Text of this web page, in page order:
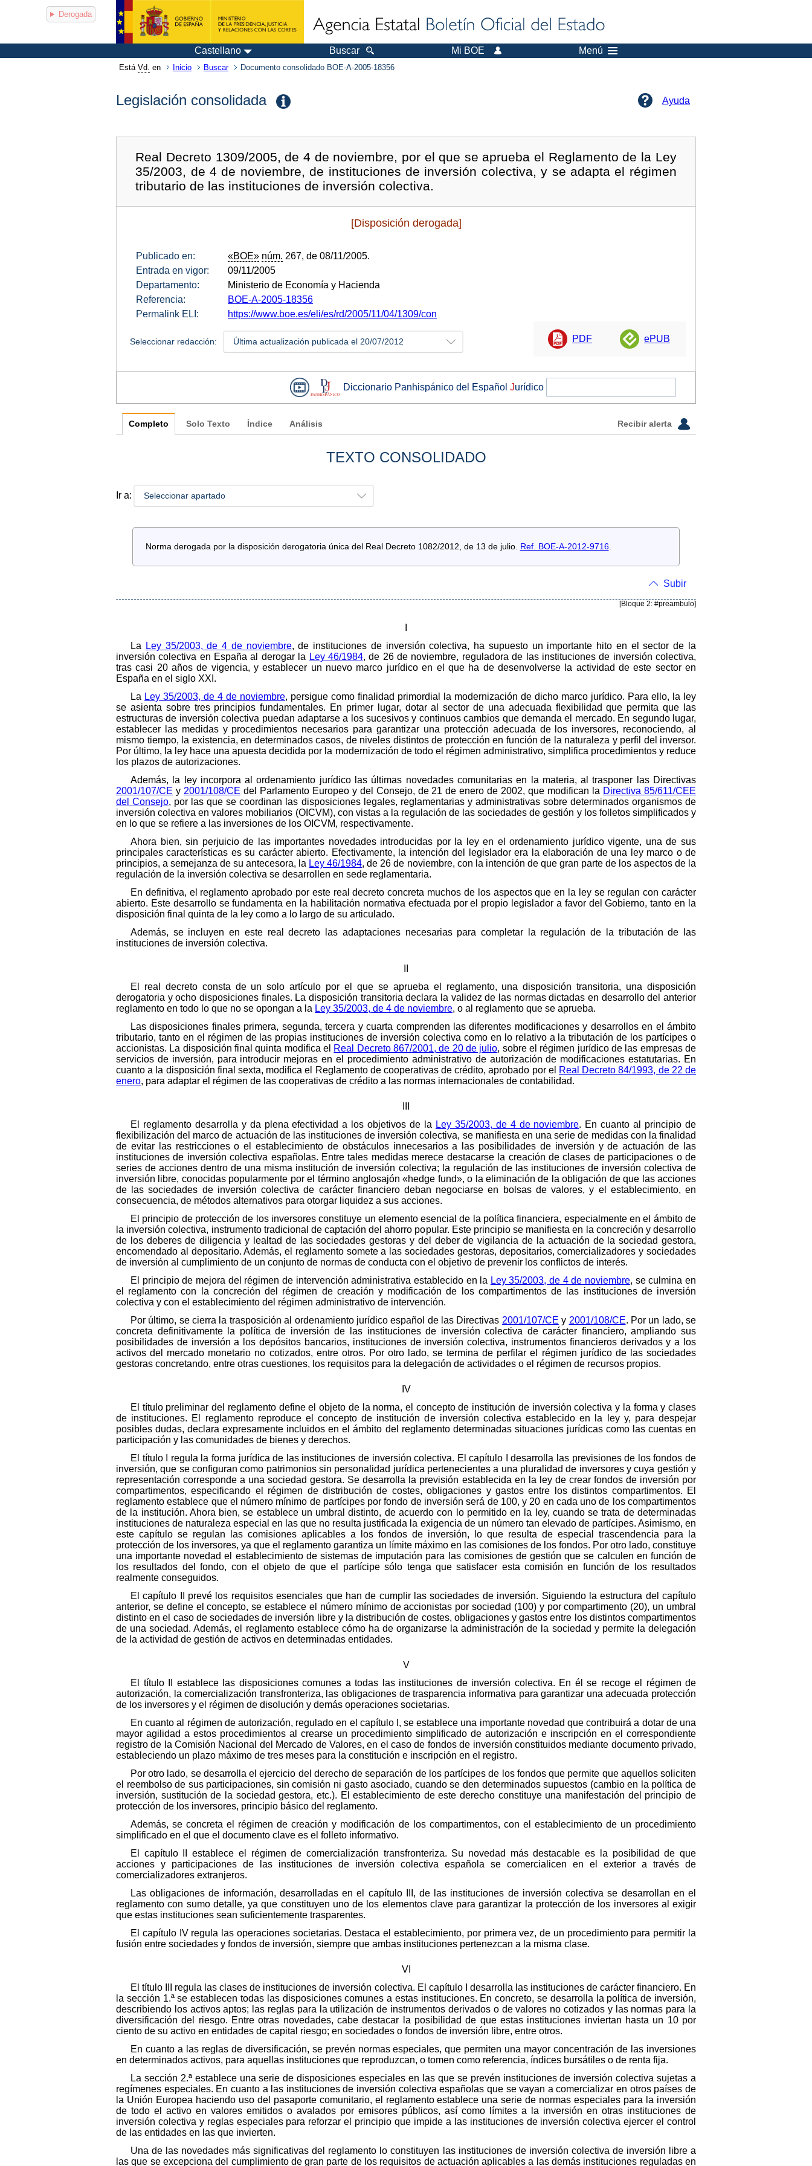
Castellano Buscar Mi BOE Menú
Está Vd. en Inicio Buscar Documento consolidado BOE-A-2005-18356
Legislación consolidada Ayuda
Real Decreto 1309/2005, de 4 de noviembre, por el que se aprueba el Reglamento de la Ley
35/2003, de 4 de noviembre, de instituciones de inversión colectiva, y se adapta el régimen
tributario de las instituciones de inversión colectiva.
[Disposición derogada]
Publicado en: «BOE» núm. 267, de 08/11/2005.
Entrada en vigor:
09/11/2005
Departamento:
Ministerio de Economía y Hacienda
Referencia:
BOE-A-2005-18356
Permalink ELI:
https://www.boe.es/eli/es/rd/2005/11/04/1309/con
Seleccionar redacción: Última actualización publicada el 20/07/2012 PDF ePUB
Diccionario Panhispánico del Español Jurídico
Completo Solo Texto Índice Análisis Recibir alerta
Derogada
TEXTO CONSOLIDADO
Ir a: Seleccionar apartado
Norma derogada por la disposición derogatoria única del Real Decreto 1082/2012, de 13 de julio. Ref. BOE-A-2012-9716.
Subir
[Bloque 2: #preambulo]
La
Ley 35/2003, de 4 de noviembre, de instituciones de inversión colectiva, ha supuesto un importante hito en el sector de la
inversión colectiva en España al derogar la Ley 46/1984, de 26 de noviembre, reguladora de las instituciones de inversión colectiva,
tras casi 20 años de vigencia, y establecer un nuevo marco jurídico en el que ha de desenvolverse la actividad de este sector en
España en el siglo XXI.
La Ley 35/2003, de 4 de noviembre, persigue como finalidad primordial la modernización de dicho marco jurídico. Para ello, la ley
se asienta sobre tres principios fundamentales. En primer lugar, dotar al sector de una adecuada flexibilidad que permita que las
estructuras de inversión colectiva puedan adaptarse a los sucesivos y continuos cambios que demanda el mercado. En segundo lugar,
establecer las medidas y procedimientos necesarios para garantizar una protección adecuada de los inversores, reconociendo, al
mismo tiempo, la existencia, en determinados casos, de niveles distintos de protección en función de la naturaleza y perfil del inversor.
Por último, la ley hace una apuesta decidida por la modernización de todo el régimen administrativo, simplifica procedimientos y reduce
los plazos de autorizaciones.
Además, la ley incorpora al ordenamiento jurídico las últimas novedades comunitarias en la materia, al trasponer las Directivas
2001/107/CE y 2001/108/CE del Parlamento Europeo y del Consejo, de 21 de enero de 2002, que modifican la Directiva 85/611/CEE
del Consejo, por las que se coordinan las disposiciones legales, reglamentarias y administrativas sobre determinados organismos de
inversión colectiva en valores mobiliarios (OICVM), con vistas a la regulación de las sociedades de gestión y los folletos simplificados y
en lo que se refiere a las inversiones de los OICVM, respectivamente.
Ahora bien, sin perjuicio de las importantes novedades introducidas por la ley en el ordenamiento jurídico vigente, una de sus
principales características es su carácter abierto. Efectivamente, la intención del legislador era la elaboración de una ley marco o de
principios, a semejanza de su antecesora, la Ley 46/1984, de 26 de noviembre, con la intención de que gran parte de los aspectos de la
regulación de la inversión colectiva se desarrollen en sede reglamentaria.
En definitiva, el reglamento aprobado por este real decreto concreta muchos de los aspectos que en la ley se regulan con carácter
abierto. Este desarrollo se fundamenta en la habilitación normativa efectuada por el propio legislador a favor del Gobierno, tanto en la
disposición final quinta de la ley como a lo largo de su articulado.
Además, se incluyen en este real decreto las adaptaciones necesarias para completar la regulación de la tributación de las
instituciones de inversión colectiva.
El real decreto consta de un solo artículo por el que se aprueba el reglamento, una disposición transitoria, una disposición
derogatoria y ocho disposiciones finales. La disposición transitoria declara la validez de las normas dictadas en desarrollo del anterior
reglamento en todo lo que no se opongan a la Ley 35/2003, de 4 de noviembre, o al reglamento que se aprueba.
Las disposiciones finales primera, segunda, tercera y cuarta comprenden las diferentes modificaciones y desarrollos en el ámbito
tributario, tanto en el régimen de las propias instituciones de inversión colectiva como en lo relativo a la tributación de los partícipes o
accionistas. La disposición final quinta modifica el Real Decreto 867/2001, de 20 de julio, sobre el régimen jurídico de las empresas de
servicios de inversión, para introducir mejoras en el procedimiento administrativo de autorización de modificaciones estatutarias. En
cuanto a la disposición final sexta, modifica el Reglamento de cooperativas de crédito, aprobado por el Real Decreto 84/1993, de 22 de
enero, para adaptar el régimen de las cooperativas de crédito a las normas internacionales de contabilidad.
El reglamento desarrolla y da plena efectividad a los objetivos de la Ley 35/2003, de 4 de noviembre. En cuanto al principio de
flexibilización del marco de actuación de las instituciones de inversión colectiva, se manifiesta en una serie de medidas con la finalidad
de evitar las restricciones o el establecimiento de obstáculos innecesarios a las posibilidades de inversión y de actuación de las
instituciones de inversión colectiva españolas. Entre tales medidas merece destacarse la creación de clases de participaciones o de
series de acciones dentro de una misma institución de inversión colectiva; la regulación de las instituciones de inversión colectiva de
inversión libre, conocidas popularmente por el término anglosajón «hedge fund», o la eliminación de la obligación de que las acciones
de las sociedades de inversión colectiva de carácter financiero deban negociarse en bolsas de valores, y el establecimiento, en
consecuencia, de métodos alternativos para otorgar liquidez a sus acciones.
El principio de protección de los inversores constituye un elemento esencial de la política financiera, especialmente en el ámbito de
la inversión colectiva, instrumento tradicional de captación del ahorro popular. Este principio se manifiesta en la concreción y desarrollo
de los deberes de diligencia y lealtad de las sociedades gestoras y del deber de vigilancia de la actuación de la sociedad gestora,
encomendado al depositario. Además, el reglamento somete a las sociedades gestoras, depositarios, comercializadores y sociedades
de inversión al cumplimiento de un conjunto de normas de conducta con el objetivo de prevenir los conflictos de interés.
El principio de mejora del régimen de intervención administrativa establecido en la Ley 35/2003, de 4 de noviembre, se culmina en
el reglamento con la concreción del régimen de creación y modificación de los compartimentos de las instituciones de inversión
colectiva y con el establecimiento del régimen administrativo de intervención.
Por último, se cierra la trasposición al ordenamiento jurídico español de las Directivas 2001/107/CE y 2001/108/CE. Por un lado, se
concreta definitivamente la política de inversión de las instituciones de inversión colectiva de carácter financiero, ampliando sus
posibilidades de inversión a los depósitos bancarios, instituciones de inversión colectiva, instrumentos financieros derivados y a los
activos del mercado monetario no cotizados, entre otros. Por otro lado, se termina de perfilar el régimen jurídico de las sociedades
gestoras concretando, entre otras cuestiones, los requisitos para la delegación de actividades o el régimen de recursos propios.
IV
El título preliminar del reglamento define el objeto de la norma, el concepto de institución de inversión colectiva y la forma y clases
de instituciones. El reglamento reproduce el concepto de institución de inversión colectiva establecido en la ley y, para despejar
posibles dudas, declara expresamente incluidos en el ámbito del reglamento determinadas situaciones jurídicas como las cuentas en
participación y las comunidades de bienes y derechos.
El título I regula la forma jurídica de las instituciones de inversión colectiva. El capítulo I desarrolla las previsiones de los fondos de
inversión, que se configuran como patrimonios sin personalidad jurídica pertenecientes a una pluralidad de inversores y cuya gestión y
representación corresponde a una sociedad gestora. Se desarrolla la previsión establecida en la ley de crear fondos de inversión por
compartimentos, especificando el régimen de distribución de costes, obligaciones y gastos entre los distintos compartimentos. El
reglamento establece que el número mínimo de partícipes por fondo de inversión será de 100, y 20 en cada uno de los compartimentos
de la institución. Ahora bien, se establece un umbral distinto, de acuerdo con lo permitido en la ley, cuando se trata de determinadas
instituciones de naturaleza especial en las que no resulta justificada la exigencia de un número tan elevado de partícipes. Asimismo, en
este capítulo se regulan las comisiones aplicables a los fondos de inversión, lo que resulta de especial trascendencia para la
protección de los inversores, ya que el reglamento garantiza un límite máximo en las comisiones de los fondos. Por otro lado, constituye
una importante novedad el establecimiento de sistemas de imputación para las comisiones de gestión que se calculen en función de
los resultados del fondo, con el objeto de que el partícipe sólo tenga que satisfacer esta comisión en función de los resultados
realmente conseguidos.
El capítulo II prevé los requisitos esenciales que han de cumplir las sociedades de inversión. Siguiendo la estructura del capítulo
anterior, se define el concepto, se establece el número mínimo de accionistas por sociedad (100) y por compartimento (20), un umbral
distinto en el caso de sociedades de inversión libre y la distribución de costes, obligaciones y gastos entre los distintos compartimentos
de una sociedad. Además, el reglamento establece cómo ha de organizarse la administración de la sociedad y permite la delegación
de la actividad de gestión de activos en determinadas entidades.
V
El título II establece las disposiciones comunes a todas las instituciones de inversión colectiva. En él se recoge el régimen de
autorización, la comercialización transfronteriza, las obligaciones de trasparencia informativa para garantizar una adecuada protección
de los inversores y el régimen de disolución y demás operaciones societarias.
En cuanto al régimen de autorización, regulado en el capítulo I, se establece una importante novedad que contribuirá a dotar de una
mayor agilidad a estos procedimientos al crearse un procedimiento simplificado de autorización e inscripción en el correspondiente
registro de la Comisión Nacional del Mercado de Valores, en el caso de fondos de inversión constituidos mediante documento privado,
estableciendo un plazo máximo de tres meses para la constitución e inscripción en el registro.
Por otro lado, se desarrolla el ejercicio del derecho de separación de los partícipes de los fondos que permite que aquellos soliciten
el reembolso de sus participaciones, sin comisión ni gasto asociado, cuando se den determinados supuestos (cambio en la política de
inversión, sustitución de la sociedad gestora, etc.). El establecimiento de este derecho constituye una manifestación del principio de
protección de los inversores, principio básico del reglamento.
Además, se concreta el régimen de creación y modificación de los compartimentos, con el establecimiento de un procedimiento
simplificado en el que el documento clave es el folleto informativo.
El capítulo II establece el régimen de comercialización transfronteriza. Su novedad más destacable es la posibilidad de que
acciones y participaciones de las instituciones de inversión colectiva española se comercialicen en el exterior a través de
comercializadores extranjeros.
Las obligaciones de información, desarrolladas en el capítulo III, de las instituciones de inversión colectiva se desarrollan en el
reglamento con sumo detalle, ya que constituyen uno de los elementos clave para garantizar la protección de los inversores al exigir
que estas instituciones sean suficientemente trasparentes.
El capítulo IV regula las operaciones societarias. Destaca el establecimiento, por primera vez, de un procedimiento para permitir la
fusión entre sociedades y fondos de inversión, siempre que ambas instituciones pertenezcan a la misma clase.
VI
El título III regula las clases de instituciones de inversión colectiva. El capítulo I desarrolla las instituciones de carácter financiero. En
la sección 1.ª se establecen todas las disposiciones comunes a estas instituciones. En concreto, se desarrolla la política de inversión,
describiendo los activos aptos; las reglas para la utilización de instrumentos derivados o de valores no cotizados y las normas para la
diversificación del riesgo. Entre otras novedades, cabe destacar la posibilidad de que estas instituciones inviertan hasta un 10 por
ciento de su activo en entidades de capital riesgo; en sociedades o fondos de inversión libre, entre otros.
En cuanto a las reglas de diversificación, se prevén normas especiales, que permiten una mayor concentración de las inversiones
en determinados activos, para aquellas instituciones que reproduzcan, o tomen como referencia, índices bursátiles o de renta fija.
La sección 2.ª establece una serie de disposiciones especiales en las que se prevén instituciones de inversión colectiva sujetas a
regímenes especiales. En cuanto a las instituciones de inversión colectiva españolas que se vayan a comercializar en otros países de
la Unión Europea haciendo uso del pasaporte comunitario, el reglamento establece una serie de normas especiales para la inversión
de todo el activo en valores emitidos o avalados por emisores públicos, así como límites a la inversión en otras instituciones de
inversión colectiva y reglas especiales para reforzar el principio que impide a las instituciones de inversión colectiva ejercer el control
de las entidades en las que invierten.
Una de las novedades más significativas del reglamento lo constituyen las instituciones de inversión colectiva de inversión libre a
las que se excepciona del cumplimiento de gran parte de los requisitos de actuación aplicables a las demás instituciones reguladas en